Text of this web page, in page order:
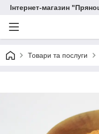
Інтернет-магазин
Товари та послуги